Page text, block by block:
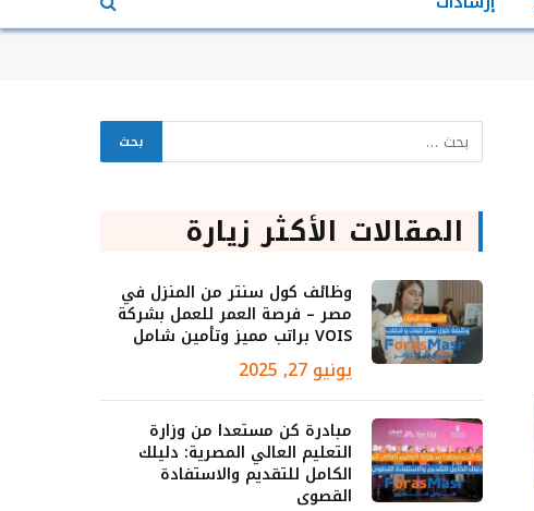
المقالات الأكثر زيارة
وظائف كول سنتر من المنزل في
مصر – فرصة العمر للعمل بشركة
VOIS براتب مميز وتأمين شامل
يونيو 27, 2025
مبادرة كن مستعدا من وزارة
التعليم العالي المصرية: دليلك
الكامل للتقديم والاستفادة
القصوى